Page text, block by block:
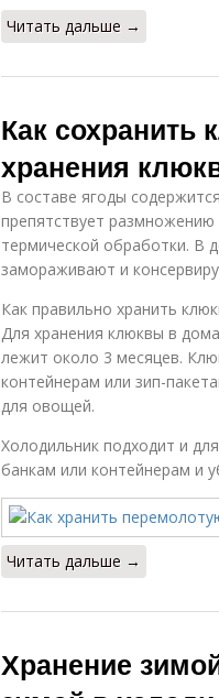
Читать дальше →
Как сохранить
хранения
В составе ягоды
препятствует размножению
термической обработки. В
замораживают и
Как правильно хранить
Для хранения клюквы в
лежит около 3 месяцев.
контейнерам или зип-
для овощей.
Холодильник подходит и
банкам или контейнерам и
Читать дальше →
Хранение